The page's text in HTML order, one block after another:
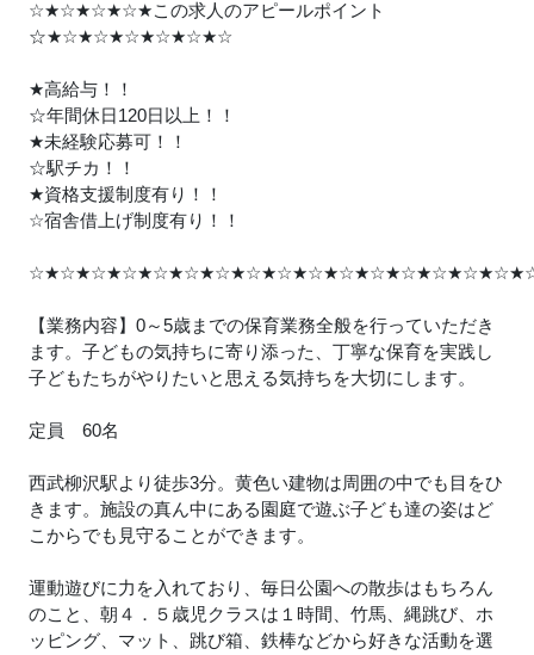
☆★☆★☆★☆★この求人のアピールポイント
☆★☆★☆★☆★☆★☆★☆
★高給与！！
☆年間休日120日以上！！
★未経験応募可！！
☆駅チカ！！
★資格支援制度有り！！
☆宿舎借上げ制度有り！！
☆★☆★☆★☆★☆★☆★☆★☆★☆★☆★☆★☆★☆★☆★☆★☆★
【業務内容】0～5歳までの保育業務全般を行っていただき
ます。子どもの気持ちに寄り添った、丁寧な保育を実践し
子どもたちがやりたいと思える気持ちを大切にします。
定員 60名
西武柳沢駅より徒歩3分。黄色い建物は周囲の中でも目をひ
きます。施設の真ん中にある園庭で遊ぶ子ども達の姿はど
こからでも見守ることができます。
運動遊びに力を入れており、毎日公園への散歩はもちろん
のこと、朝４．５歳児クラスは１時間、竹馬、縄跳び、ホ
ッピング、マット、跳び箱、鉄棒などから好きな活動を選